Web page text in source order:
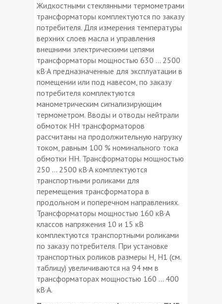
Жидкостными стеклянными термометрами
трансформаторы комплектуются по заказу
потребителя. Для измерения температуры
верхних слоев масла и управления
внешними электрическими цепями
трансформаторы мощностью 630 … 2500
кВ·А предназначенные для эксплуатации в
помещении или под навесом, по заказу
потребителя комплектуются
манометрическим сигнализирующим
термометром. Вводы и отводы нейтрали
обмоток НН трансформаторов
рассчитаны на продолжительную нагрузку
током, равным 100 % номинального тока
обмотки НН. Трансформаторы мощностью
250 … 2500 кВ·А комплектуются
транспортными роликами для
перемещения трансформатора в
продольном и поперечном направлениях.
Трансформаторы мощностью 160 кВ·А
классов напряжения 10 и 15 кВ
комплектуются транспортными роликами
по заказу потребителя. При установке
транспортных роликов размеры Н, Н1 (см.
таблицу) увеличиваются на 94 мм в
трансформаторах мощностью 160 … 400
кВ·А.